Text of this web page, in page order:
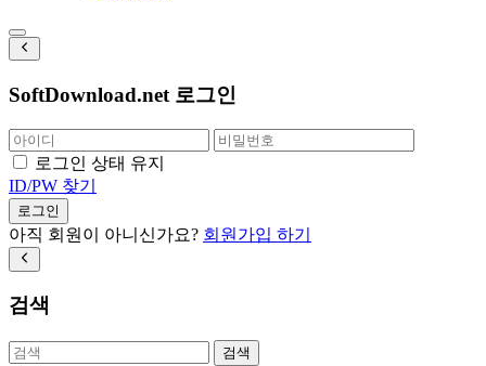
SoftDownload.net 로그인
로그인 상태 유지
ID/PW 찾기
로그인
아직 회원이 아니신가요? 회원가입 하기
검색
검색